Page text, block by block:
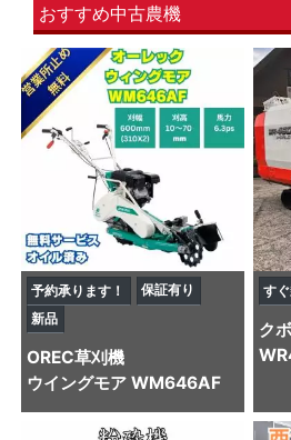
おすすめ中古農機
予約承ります！
保証有り
新品
OREC草刈機
ウイングモア WM646AF
す
ク